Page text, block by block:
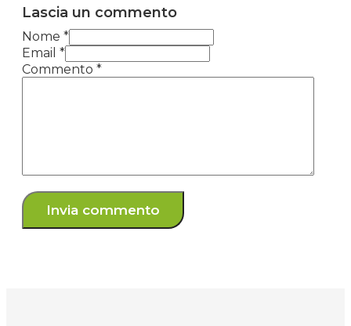
Lascia un commento
Nome *
Email *
Commento *